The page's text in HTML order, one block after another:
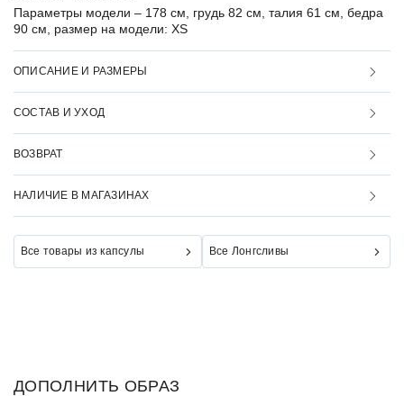
Параметры модели – 178 см, грудь 82 см, талия 61 см, бедра
90 см, размер на модели: XS
ОПИСАНИЕ И РАЗМЕРЫ
СОСТАВ И УХОД
ВОЗВРАТ
НАЛИЧИЕ В МАГАЗИНАХ
Все товары из капсулы Все Лонгсливы
ДОПОЛНИТЬ ОБРАЗ